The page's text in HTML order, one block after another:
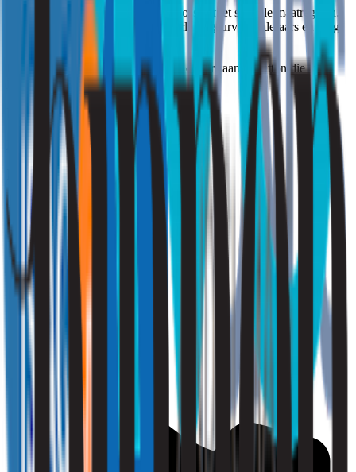
Veel geurproblemen kun je zelf oplossen met simpele maatregelen.
Maak vaker schoon, gebruik natuurlijke geurverwijderaars en zorg
voor goede ventilatie.
Blijft de geur hardnekkig? Druk op onderstaande button die voor
jou van toepassing is.
Ik ben particulier
Klik hier
Ik ben zakelijk
Vraag een offerte aan